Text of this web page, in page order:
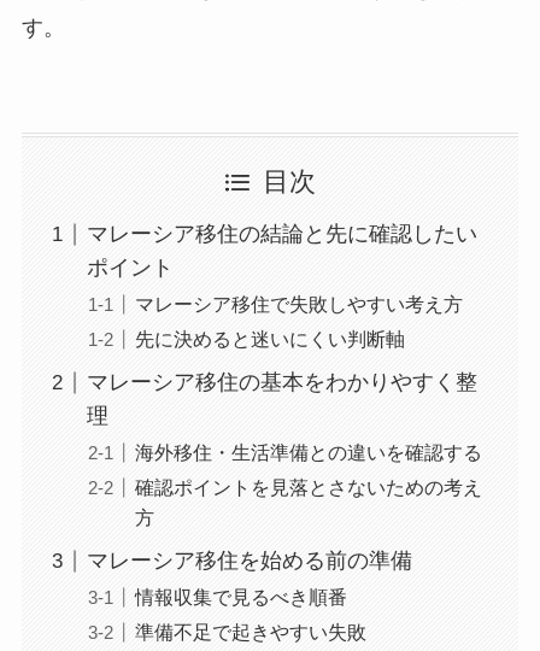
す。
目次
マレーシア移住の結論と先に確認したい
ポイント
マレーシア移住で失敗しやすい考え方
先に決めると迷いにくい判断軸
マレーシア移住の基本をわかりやすく整
理
海外移住・生活準備との違いを確認する
確認ポイントを見落とさないための考え
方
マレーシア移住を始める前の準備
情報収集で見るべき順番
準備不足で起きやすい失敗